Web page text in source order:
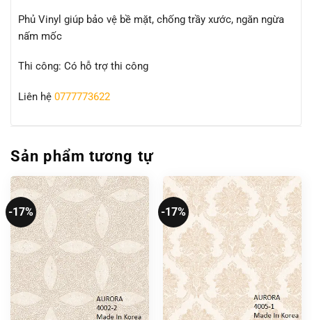
Phủ Vinyl giúp bảo vệ bề mặt, chống trầy xước, ngăn ngừa
nấm mốc
Thi công: Có hỗ trợ thi công
Liên hệ 0777773622
Sản phẩm tương tự
-17% -17%